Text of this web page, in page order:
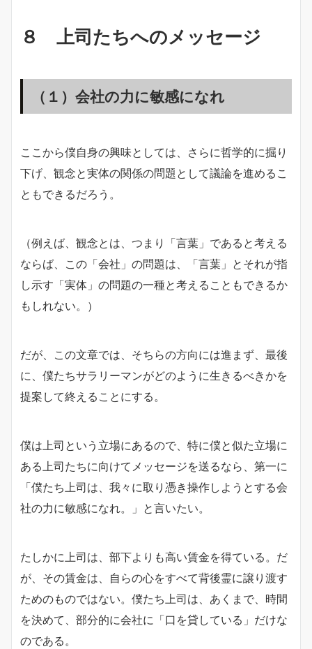
８ 上司たちへのメッセージ
（１）会社の力に敏感になれ
ここから僕自身の興味としては、さらに哲学的に掘り
下げ、観念と実体の関係の問題として議論を進めるこ
ともできるだろう。
（例えば、観念とは、つまり「言葉」であると考える
ならば、この「会社」の問題は、「言葉」とそれが指
し示す「実体」の問題の一種と考えることもできるか
もしれない。）
だが、この文章では、そちらの方向には進まず、最後
に、僕たちサラリーマンがどのように生きるべきかを
提案して終えることにする。
僕は上司という立場にあるので、特に僕と似た立場に
ある上司たちに向けてメッセージを送るなら、第一に
「僕たち上司は、我々に取り憑き操作しようとする会
社の力に敏感になれ。」と言いたい。
たしかに上司は、部下よりも高い賃金を得ている。だ
が、その賃金は、自らの心をすべて背後霊に譲り渡す
ためのものではない。僕たち上司は、あくまで、時間
を決めて、部分的に会社に「口を貸している」だけな
のである。